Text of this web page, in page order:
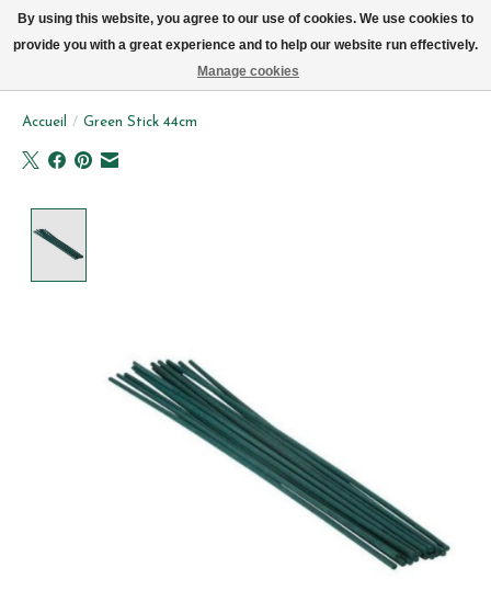
Accueil / Green Stick 44cm
By using this website, you agree to our use of cookies. We use cookies to
provide you with a great experience and to help our website run effectively.
Manage cookies